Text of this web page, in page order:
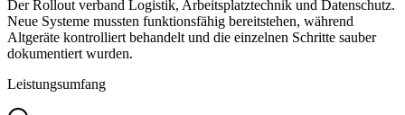
Der Rollout verband Logistik, Arbeitsplatztechnik und Datenschutz.
Neue Systeme mussten funktionsfähig bereitstehen, während
Altgeräte kontrolliert behandelt und die einzelnen Schritte sauber
dokumentiert wurden.
Leistungsumfang